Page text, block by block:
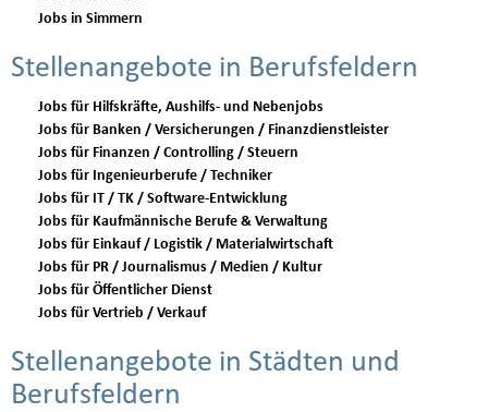
Jobs in Simmern
Stellenangebote in Berufsfeldern
Jobs für Hilfskräfte, Aushilfs- und Nebenjobs
Jobs für Banken / Versicherungen / Finanzdienstleister
Jobs für Finanzen / Controlling / Steuern
Jobs für Ingenieurberufe / Techniker
Jobs für IT / TK / Software-Entwicklung
Jobs für Kaufmännische Berufe & Verwaltung
Jobs für Einkauf / Logistik / Materialwirtschaft
Jobs für PR / Journalismus / Medien / Kultur
Jobs für Öffentlicher Dienst
Jobs für Vertrieb / Verkauf
Stellenangebote in Städten und
Berufsfeldern